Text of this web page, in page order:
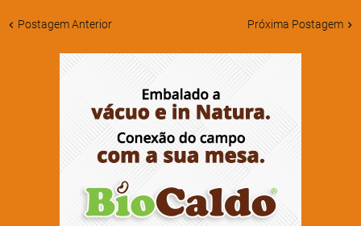
Postagem Anterior Próxima Postagem